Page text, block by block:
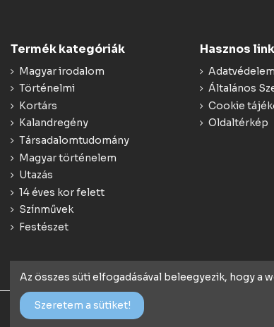
Termék kategóriák
Magyar irodalom
Történelmi
Kortárs
Kalandregény
Társadalomtudomány
Magyar történelem
Utazás
14 éves kor felett
Színművek
Festészet
Hasznos
Adatvédelem
Általános
Cookie
Oldaltérkép
© 2018 Minden jog fenntartva - konyv.de |
Webstartconsulting.hu
Az összes süti elfogadásával beleegyezik, hogy
Szeretem a sütiket!